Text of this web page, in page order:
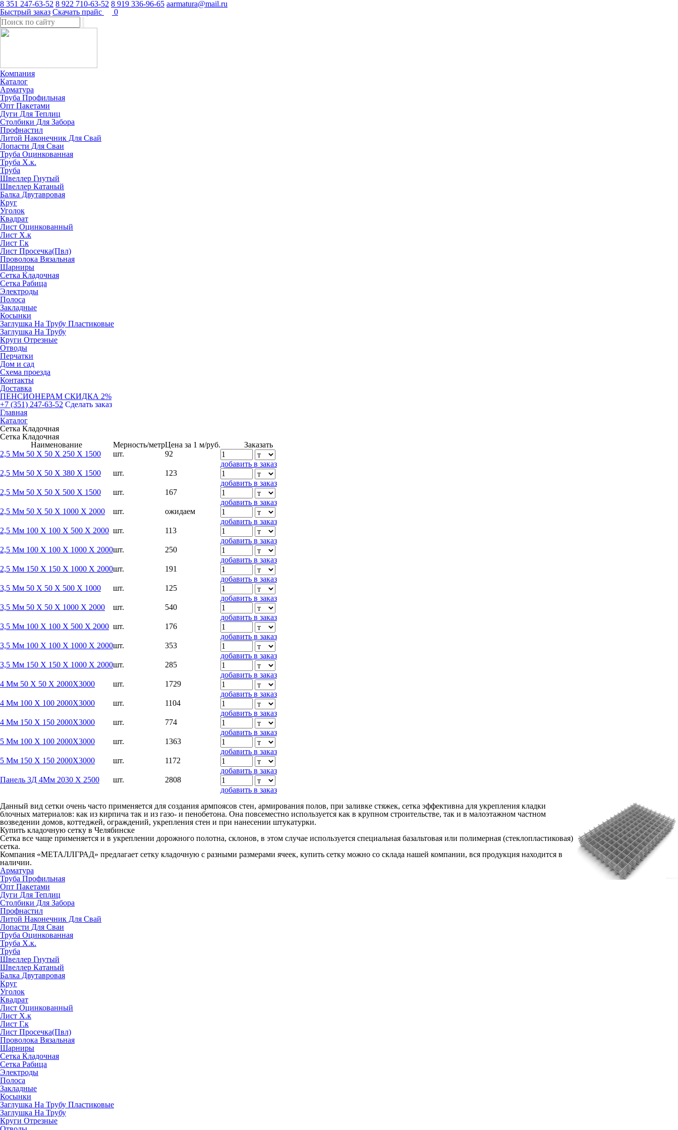
8 351 247-63-52 8 922 710-63-52 8 919 336-96-65 aarmatura@mail.ru
Быстрый заказ Скачать прайс 0
Компания
Каталог
Арматура
Труба Профильная
Опт Пакетами
Дуги Для Теплиц
Столбики Для Забора
Профнастил
Литой Наконечник Для Свай
Лопасти Для Сваи
Труба Оцинкованная
Труба Х.к.
Труба
Швеллер Гнутый
Швеллер Катаный
Балка Двутавровая
Круг
Уголок
Квадрат
Лист Оцинкованный
Лист Х.к
Лист Г.к
Лист Просечка(Пвл)
Проволока Вязальная
Шарниры
Сетка Кладочная
Сетка Рабица
Электроды
Полоса
Закладные
Косынки
Заглушка На Трубу Пластиковые
Заглушка На Трубу
Круги Отрезные
Отводы
Перчатки
Дом и сад
Схема проезда
Контакты
Доставка
ПЕНСИОНЕРАМ СКИДКА 2%
+7 (351) 247-63-52 Сделать заказ
Главная
Каталог
Сетка Кладочная
Сетка Кладочная
Наименование
Мерность/метрЦена за 1 м/руб.
Заказать
2,5 Мм 50 Х 50 Х 250 Х 1500
шт.
92
добавить в заказ
2,5 Мм 50 Х 50 Х 380 Х 1500
шт.
123
добавить в заказ
2,5 Мм 50 Х 50 Х 500 Х 1500
шт.
167
добавить в заказ
2,5 Мм 50 Х 50 Х 1000 Х 2000
шт.
ожидаем
добавить в заказ
2,5 Мм 100 Х 100 Х 500 Х 2000 шт.
113
добавить в заказ
2,5 Мм 100 Х 100 Х 1000 Х 2000шт.
250
добавить в заказ
2,5 Мм 150 Х 150 Х 1000 Х 2000шт.
191
добавить в заказ
3,5 Мм 50 Х 50 Х 500 Х 1000
шт.
125
добавить в заказ
3,5 Мм 50 Х 50 Х 1000 Х 2000
шт.
540
добавить в заказ
3,5 Мм 100 Х 100 Х 500 Х 2000 шт.
176
добавить в заказ
3,5 Мм 100 Х 100 Х 1000 Х 2000шт.
353
добавить в заказ
3,5 Мм 150 Х 150 Х 1000 Х 2000шт.
285
добавить в заказ
4 Мм 50 Х 50 Х 2000Х3000
шт.
1729
добавить в заказ
4 Мм 100 Х 100 2000Х3000
шт.
1104
добавить в заказ
4 Мм 150 Х 150 2000Х3000
шт.
774
добавить в заказ
5 Мм 100 Х 100 2000Х3000
шт.
1363
добавить в заказ
5 Мм 150 Х 150 2000Х3000
шт.
1172
добавить в заказ
Панель 3Д 4Мм 2030 Х 2500
шт.
2808
добавить в заказ
Данный вид сетки очень часто применяется для создания армпоясов стен, армирования полов, при заливке стяжек, сетка эффективна для укрепления кладки
блочных материалов: как из кирпича так и из газо- и пенобетона. Она повсеместно используется как в крупном строительстве, так и в малоэтажном частном
возведении домов, коттеджей, ограждений, укрепления стен и при нанесении штукатурки.
Купить кладочную сетку в Челябинске
Сетка все чаще применяется и в укреплении дорожного полотна, склонов, в этом случае используется специальная базальтовая или полимерная (стеклопластиковая)
сетка.
Компания «МЕТАЛЛГРАД» предлагает сетку кладочную с разными размерами ячеек, купить сетку можно со склада нашей компании, вся продукция находится в
наличии.
Арматура
Труба Профильная
Опт Пакетами
Дуги Для Теплиц
Столбики Для Забора
Профнастил
Литой Наконечник Для Свай
Лопасти Для Сваи
Труба Оцинкованная
Труба Х.к.
Труба
Швеллер Гнутый
Швеллер Катаный
Балка Двутавровая
Круг
Уголок
Квадрат
Лист Оцинкованный
Лист Х.к
Лист Г.к
Лист Просечка(Пвл)
Проволока Вязальная
Шарниры
Сетка Кладочная
Сетка Рабица
Электроды
Полоса
Закладные
Косынки
Заглушка На Трубу Пластиковые
Заглушка На Трубу
Круги Отрезные